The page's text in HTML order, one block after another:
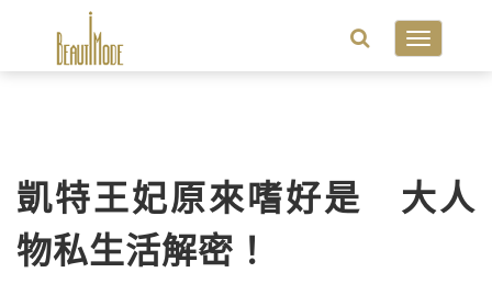
Toggle
凱特王妃原來嗜好是 大人
物私生活解密！